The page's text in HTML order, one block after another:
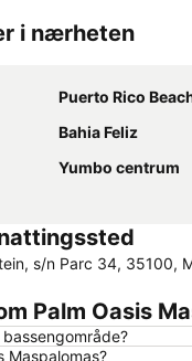
i nærheten
Puerto Rico
Bahia Feliz
Yumbo centrum
s/n Parc 34, 35100,
Palm Oasis
Maspalomas?